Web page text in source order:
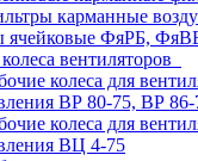
карманные
ячейковые ФяРБ,
вентиляторов
колеса для
ВР 80-75, ВР 86-
колеса для
ВЦ 4-75